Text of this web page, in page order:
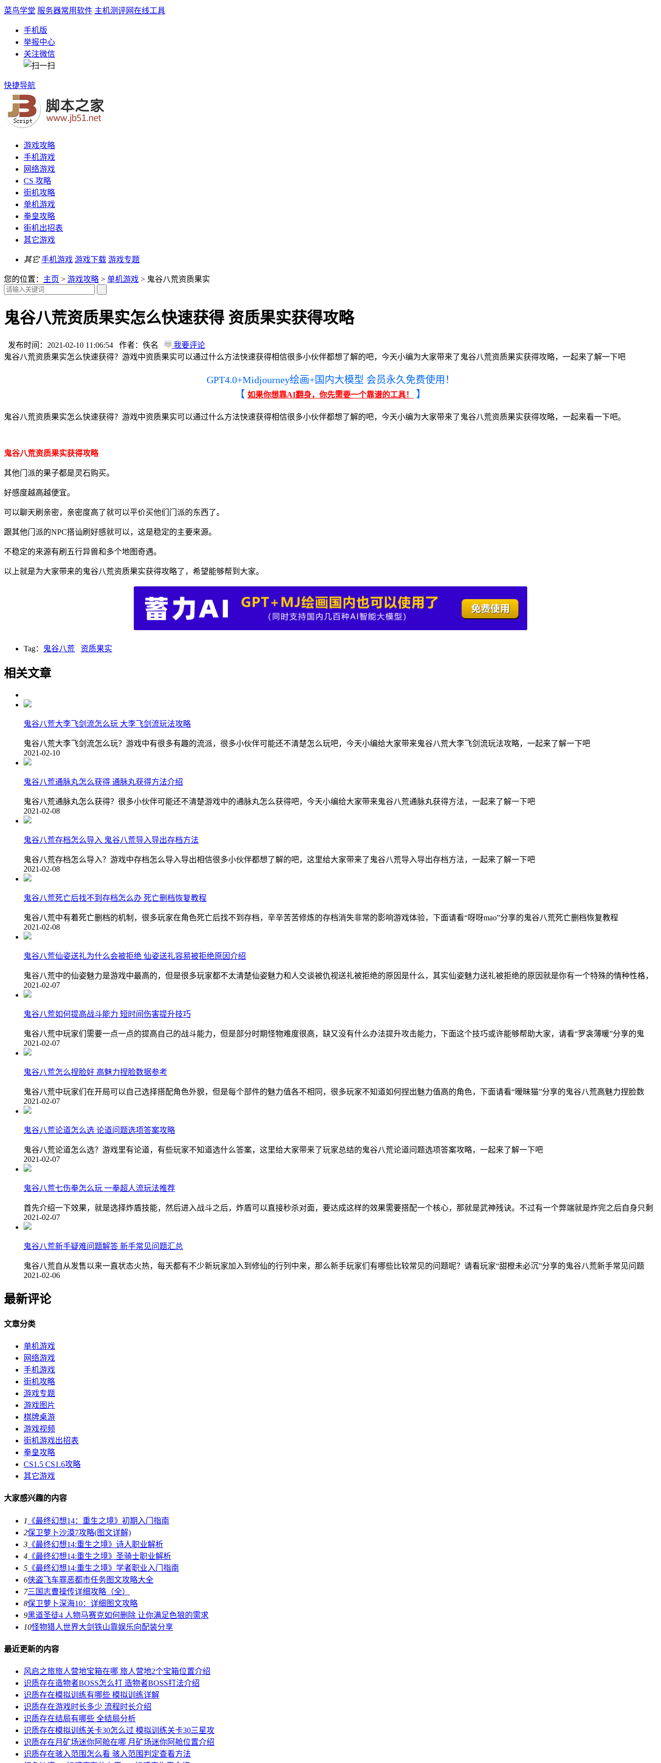
菜鸟学堂 服务器常用软件 主机测评网在线工具
手机版
举报中心
关注微信
快捷导航
游戏攻略
手机游戏
网络游戏
CS 攻略
街机攻略
单机游戏
拳皇攻略
街机出招表
其它游戏
其它 手机游戏 游戏下载 游戏专题
您的位置： 主页 > 游戏攻略 > 单机游戏 > 鬼谷八荒资质果实
鬼谷八荒资质果实怎么快速获得 资质果实获得攻略
发布时间：2021-02-10 11:06:54 作者：佚名
我要评论
鬼谷八荒资质果实怎么快速获得？游戏中资质果实可以通过什么方法快速获得相信很多小伙伴都想了解的吧，今天小编为大家带来了鬼谷八荒资质果实获得攻略，一起来了解一下吧
GPT4.0+Midjourney绘画+国内大模型 会员永久免费使用！
【 如果你想靠AI翻身，你先需要一个靠谱的工具！ 】
鬼谷八荒资质果实怎么快速获得？游戏中资质果实可以通过什么方法快速获得相信很多小伙伴都想了解的吧，今天小编为大家带来了鬼谷八荒资质果实获得攻略，一起来看一下吧。
鬼谷八荒资质果实获得攻略
其他门派的果子都是灵石购买。
好感度越高越便宜。
可以聊天刷亲密，亲密度高了就可以平价买他们门派的东西了。
跟其他门派的NPC搭讪刷好感就可以，这是稳定的主要来源。
不稳定的来源有刷五行异兽和多个地图奇遇。
以上就是为大家带来的鬼谷八荒资质果实获得攻略了，希望能够帮到大家。
Tag： 鬼谷八荒 资质果实
相关文章
鬼谷八荒大李飞剑流怎么玩 大李飞剑流玩法攻略
鬼谷八荒大李飞剑流怎么玩？游戏中有很多有趣的流派，很多小伙伴可能还不清楚怎么玩吧，今天小编给大家带来鬼谷八荒大李飞剑流玩法攻略，一起来了解一下吧
2021-02-10
鬼谷八荒通脉丸怎么获得 通脉丸获得方法介绍
鬼谷八荒通脉丸怎么获得？很多小伙伴可能还不清楚游戏中的通脉丸怎么获得吧，今天小编给大家带来鬼谷八荒通脉丸获得方法，一起来了解一下吧
2021-02-08
鬼谷八荒存档怎么导入 鬼谷八荒导入导出存档方法
鬼谷八荒存档怎么导入？游戏中存档怎么导入导出相信很多小伙伴都想了解的吧，这里给大家带来了鬼谷八荒导入导出存档方法，一起来了解一下吧
2021-02-08
鬼谷八荒死亡后找不到存档怎么办 死亡删档恢复教程
鬼谷八荒中有着死亡删档的机制，很多玩家在角色死亡后找不到存档，辛辛苦苦修炼的存档消失非常的影响游戏体验，下面请看“呀呀mao”分享的鬼谷八荒死亡删档恢复教程
2021-02-08
鬼谷八荒仙姿送礼为什么会被拒绝 仙姿送礼容易被拒绝原因介绍
鬼谷八荒中的仙姿魅力是游戏中最高的，但是很多玩家都不太清楚仙姿魅力和人交谈被仇视送礼被拒绝的原因是什么，其实仙姿魅力送礼被拒绝的原因就是你有一个特殊的情种性格，
2021-02-07
鬼谷八荒如何提高战斗能力 短时间伤害提升技巧
鬼谷八荒中玩家们需要一点一点的提高自己的战斗能力，但是部分时期怪物难度很高，缺又没有什么办法提升攻击能力，下面这个技巧或许能够帮助大家，请看“罗衾薄暖”分享的鬼
2021-02-07
鬼谷八荒怎么捏脸好 高魅力捏脸数据参考
鬼谷八荒中玩家们在开局可以自己选择搭配角色外貌，但是每个部件的魅力值各不相同，很多玩家不知道如何捏出魅力值高的角色，下面请看“暧昧猫”分享的鬼谷八荒高魅力捏脸数
2021-02-07
鬼谷八荒论道怎么选 论道问题选项答案攻略
鬼谷八荒论道怎么选？游戏里有论道，有些玩家不知道选什么答案，这里给大家带来了玩家总结的鬼谷八荒论道问题选项答案攻略，一起来了解一下吧
2021-02-07
鬼谷八荒七伤拳怎么玩 一拳超人流玩法推荐
首先介绍一下效果，就是选择炸盾技能，然后进入战斗之后，炸盾可以直接秒杀对面，要达成这样的效果需要搭配一个核心，那就是武神残诀。不过有一个弊端就是炸完之后自身只剩
2021-02-07
鬼谷八荒新手疑难问题解答 新手常见问题汇总
鬼谷八荒自从发售以来一直状态火热，每天都有不少新玩家加入到修仙的行列中来，那么新手玩家们有哪些比较常见的问题呢？请看玩家“甜橙未必沉”分享的鬼谷八荒新手常见问题
2021-02-06
最新评论
文章分类
单机游戏
网络游戏
手机游戏
街机攻略
游戏专题
游戏图片
棋牌桌游
游戏视频
街机游戏出招表
拳皇攻略
CS1.5 CS1.6攻略
其它游戏
大家感兴趣的内容
1 《最终幻想14：重生之境》初期入门指南
2保卫萝卜沙漠7攻略(图文详解)
3 《最终幻想14:重生之境》诗人职业解析
4 《最终幻想14:重生之境》圣骑士职业解析
5 《最终幻想14:重生之境》学者职业入门指南
6侠盗飞车罪恶都市任务图文攻略大全
7三国志曹操传详细攻略（全）
8保卫萝卜深海10：详细图文攻略
9黑道圣徒4 人物马赛克如何删除 让你满足色狼的需求
10怪物猎人世界大剑铁山靠娱乐向配装分享
最近更新的内容
风启之旅旅人营地宝箱在哪 旅人营地2个宝箱位置介绍
识质存在造物者BOSS怎么打 造物者BOSS打法介绍
识质存在模拟训练有哪些 模拟训练详解
识质存在游戏时长多少 流程时长介绍
识质存在结局有哪些 全结局分析
识质存在模拟训练关卡30怎么过 模拟训练关卡30三星攻
识质存在月矿场迷你阿舱在哪 月矿场迷你阿舱位置介绍
识质存在骇入范围怎么看 骇入范围判定查看方法